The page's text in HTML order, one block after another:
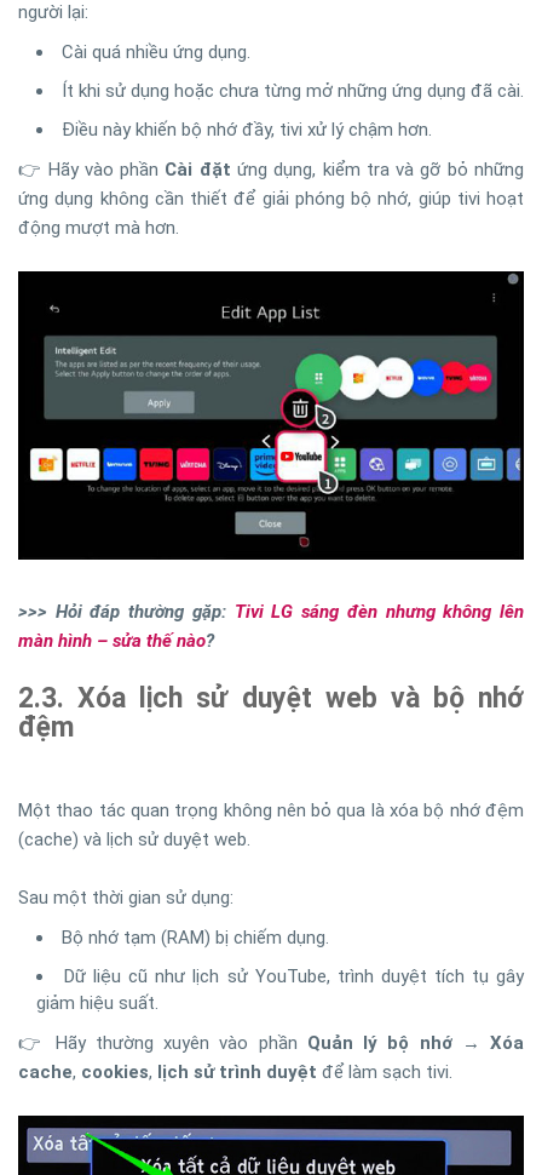
người lại:
Cài quá nhiều ứng dụng.
Ít khi sử dụng hoặc chưa từng mở những ứng dụng đã cài.
Điều này khiến bộ nhớ đầy, tivi xử lý chậm hơn.
👉 Hãy vào phần Cài đặt ứng dụng, kiểm tra và gỡ bỏ những
ứng dụng không cần thiết để giải phóng bộ nhớ, giúp tivi hoạt
động mượt mà hơn.
>>> Hỏi đáp thường gặp: Tivi LG sáng đèn nhưng không lên
màn hình – sửa thế nào?
2.3. Xóa lịch sử duyệt web và bộ nhớ
đệm
Một thao tác quan trọng không nên bỏ qua là xóa bộ nhớ đệm
(cache) và lịch sử duyệt web.
Sau một thời gian sử dụng:
Bộ nhớ tạm (RAM) bị chiếm dụng.
Dữ liệu cũ như lịch sử YouTube, trình duyệt tích tụ gây
giảm hiệu suất.
👉 Hãy thường xuyên vào phần Quản lý bộ nhớ→ Xóa
cache, cookies, lịch sử trình duyệt để làm sạch tivi.